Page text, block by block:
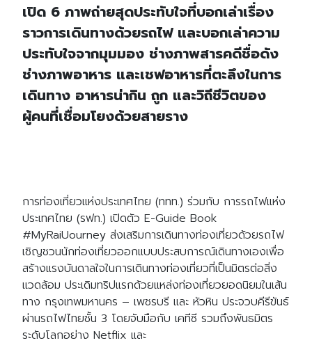
เปิด 6 ภาพถ่ายสุดประทับใจที่บอกเล่าเรื่อง
ราวการเดินทางด้วยรถไฟ และบอกเล่าความ
ประทับใจจากมุมมอง ช่างภาพสารคดีชื่อดัง
ช่างภาพอาหาร และเชฟอาหารที่ตะลึงในการ
เดินทาง อาหารน่ากิน ถูก และวิถีชีวิตของ
ผู้คนที่เชื่อมโยงด้วยสายราง
การท่องเที่ยวแห่งประเทศไทย (ททท.) ร่วมกับ การรถไฟแห่ง
ประเทศไทย (รฟท.) เปิดตัว E-Guide Book
#MyRaiUourney ส่งเสริมการเดินทางท่องเที่ยวด้วยรถไฟ
เชิญชวนนักท่องเที่ยวออกแบบประสบการณ์เดินทางเองเพื่อ
สร้างแรงบันดาลใจในการเดินทางท่องเที่ยวที่เป็นมิตรต่อสิ่ง
แวดล้อม ประเดิมทริปแรกด้วยแหล่งท่องเที่ยวยอดนิยมในเส้น
ทาง กรุงเทพมหานคร – เพชรบรี และ หัวหิน ประจวบคีรีขันธ์
ผ่านรถไฟไทยชั้น 3 โดยจับมือกับ เคทีซี รวมถึงพันธมิตร
ระดับโลกอย่าง Netflix และ